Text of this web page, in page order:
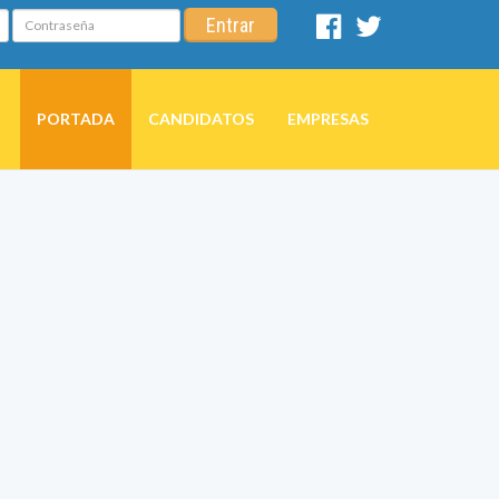
Contraseña Entrar
Facebook
PORTADA CANDIDATOS EMPRESAS